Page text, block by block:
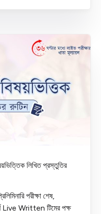
লিখিত প্রস্তুতির
পরীক্ষা শেষ,
Live Written টিমের পক্ষ